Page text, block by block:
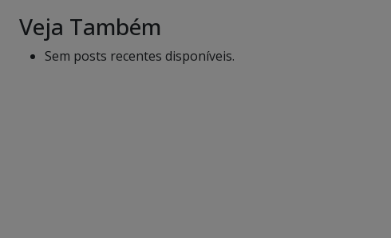
Veja Também
Sem posts recentes disponíveis.